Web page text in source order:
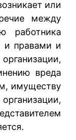
или
между
работника
и правами и
вреда
имуществу